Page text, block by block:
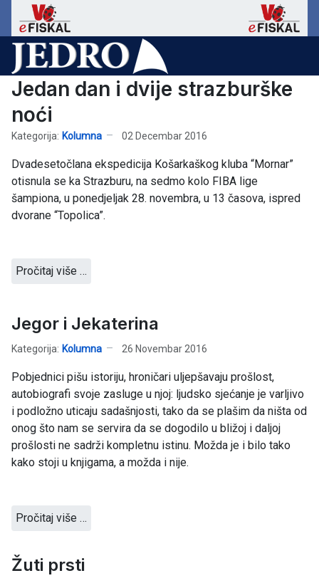
Jedan dan i dvije strazburške
noći
Kategorija: Kolumna 02 Decembar 2016
Dvadesetočlana ekspedicija Košarkaškog kluba “Mornar”
otisnula se ka Strazburu, na sedmo kolo FIBA lige
šampiona, u ponedjeljak 28. novembra, u 13 časova, ispred
dvorane “Topolica”.
Pročitaj više …
Jegor i Jekaterina
Kategorija: Kolumna 26 Novembar 2016
Pobjednici pišu istoriju, hroničari uljepšavaju prošlost,
autobiografi svoje zasluge u njoj: ljudsko sjećanje je varljivo
i podložno uticaju sadašnjosti, tako da se plašim da ništa od
onog što nam se servira da se dogodilo u bližoj i daljoj
prošlosti ne sadrži kompletnu istinu. Možda je i bilo tako
kako stoji u knjigama, a možda i nije.
Pročitaj više …
Žuti prsti